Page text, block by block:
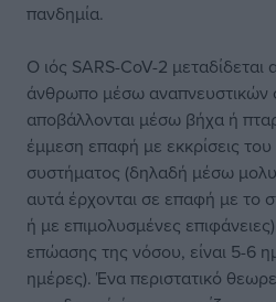
πανδημία.
Ο ιός SARS-CoV-2
άνθρωπο μέσω αναπνευστικών
αποβάλλονται μέσω βήχα ή
έμμεση επαφή με εκκρίσεις
συστήματος (δηλαδή μέσω
αυτά έρχονται σε επαφή με το
ή με επιμολυσμένες
επώασης της νόσου, είναι 5-6
ημέρες). Ένα περιστατικό